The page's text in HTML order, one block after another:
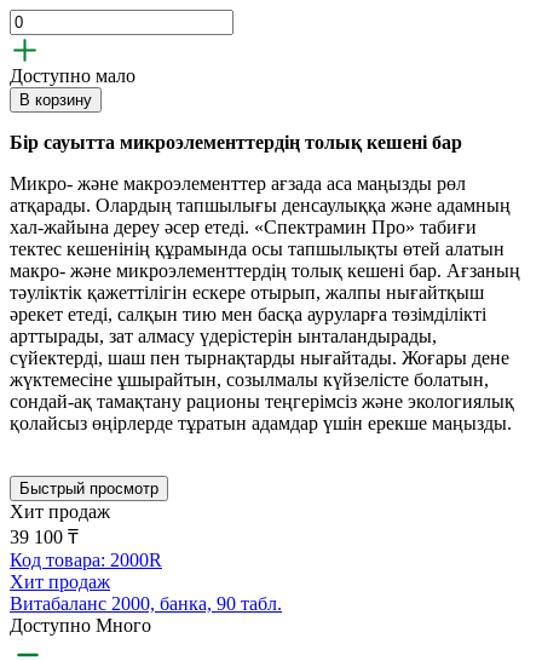
Доступно мало
В корзину
Бір сауытта микроэлементтердің толық кешені бар
Микро- және макроэлементтер ағзада аса маңызды рөл
атқарады. Олардың тапшылығы денсаулыққа және адамның
хал-жайына дереу әсер етеді. «Спектрамин Про» табиғи
тектес кешенінің құрамында осы тапшылықты өтей алатын
макро- және микроэлементтердің толық кешені бар. Ағзаның
тәуліктік қажеттілігін ескере отырып, жалпы нығайтқыш
әрекет етеді, салқын тию мен басқа ауруларға төзімділікті
арттырады, зат алмасу үдерістерін ынталандырады,
сүйектерді, шаш пен тырнақтарды нығайтады. Жоғары дене
жүктемесіне ұшырайтын, созылмалы күйзелісте болатын,
сондай-ақ тамақтану рационы теңгерімсіз және экологиялық
қолайсыз өңірлерде тұратын адамдар үшін ерекше маңызды.
Быстрый просмотр
Хит продаж
39 100 ₸
Код товара: 2000R
Хит продаж
Витабаланс 2000, банка, 90 табл.
Доступно Много